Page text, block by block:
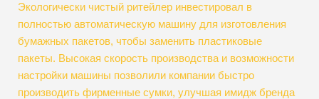
Экологически чистый ритейлер инвестировал в
полностью автоматическую машину для изготовления
бумажных пакетов, чтобы заменить пластиковые
пакеты. Высокая скорость производства и возможности
настройки машины позволили компании быстро
производить фирменные сумки, улучшая имидж бренда